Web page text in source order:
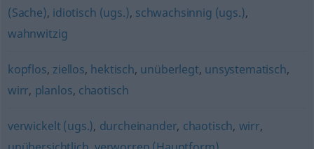
(Sache), idiotisch (ugs.), schwachsinnig (ugs.),
wahnwitzig
kopflos, ziellos, hektisch, unüberlegt, unsystematisch,
wirr, planlos, chaotisch
verwickelt (ugs.), durcheinander, chaotisch, wirr,